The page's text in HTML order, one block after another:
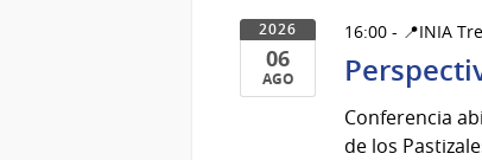
2026
06
AGO
16:00 - 📍INIA
Conferencia
de los